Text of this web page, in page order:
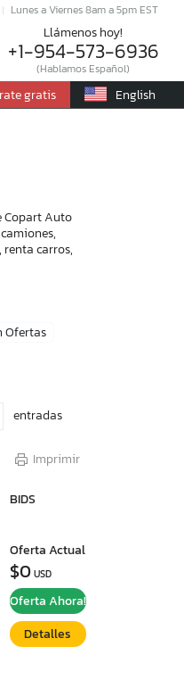
Lunes a Viernes 8am a 5pm EST
Llámenos hoy!
+1-954-573-6936
(Hablamos Español)
gratis English
Copart Auto
carros,
Ofertas
entradas
Imprimir
BIDS
Oferta Actual
$0USD
Oferta Ahora!
Detalles